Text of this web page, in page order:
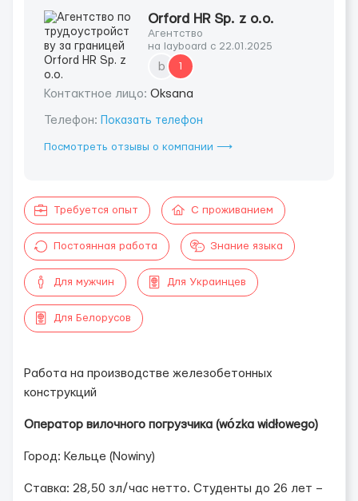
Orford HR Sp. z o.o.
Агентство
на layboard с 22.01.2025
b 1
Контактное лицо: Oksana
Телефон: Показать телефон
Посмотреть отзывы о компании ⟶
Требуется опыт С проживанием
Постоянная работа Знание языка
Для мужчин Для Украинцев
Для Белорусов
Работа на производстве железобетонных
конструкций
Оператор вилочного погрузчика (wózka widłowego)
Город: Кельце (Nowiny)
Ставка: 28,50 зл/час нетто. Студенты до 26 лет –